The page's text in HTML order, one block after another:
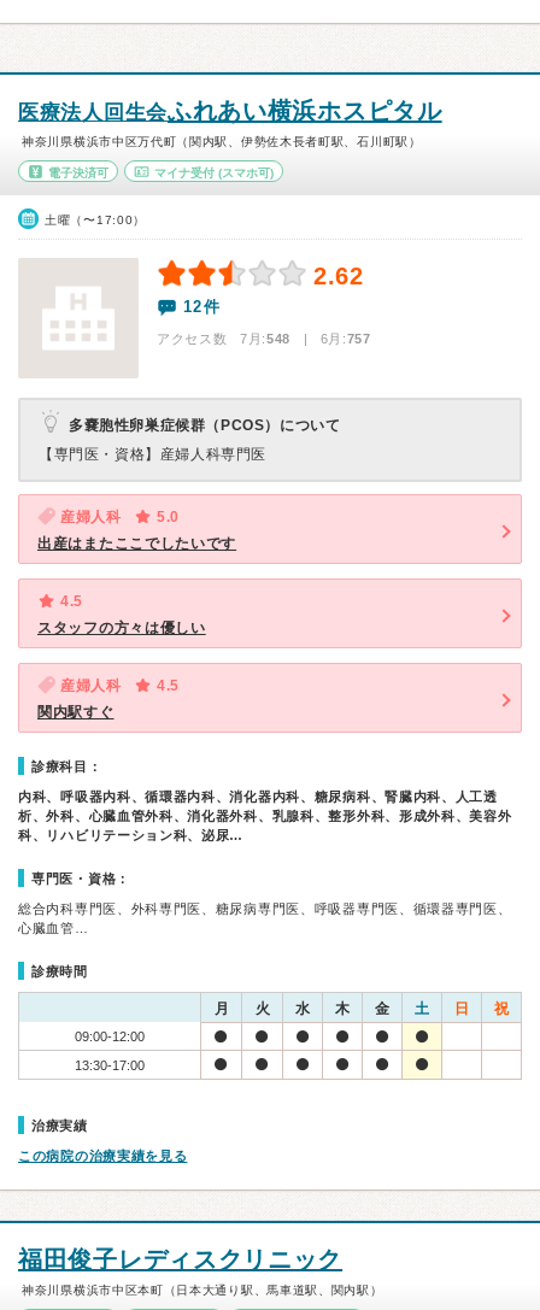
医療法人回生会ふれあい横浜ホスピタル
神奈川県横浜市中区万代町（関内駅、伊勢佐木長者町駅、石川町駅）
電子決済可 マイナ受付(スマホ可)
土曜（〜17:00）
2.62
12件
アクセス数 7月:548 | 6月:757
多嚢胞性卵巣症候群（PCOS）について
【専門医・資格】 産婦人科専門医
産婦人科
5.0
出産はまたここでしたいです
4.5
スタッフの方々は優しい
産婦人科
4.5
関内駅すぐ
診療科目：
内科、呼吸器内科、循環器内科、消化器内科、糖尿病科、腎臓内科、人工透
析、外科、心臓血管外科、消化器外科、乳腺科、整形外科、形成外科、美容外
科、リハビリテーション科、泌尿…
専門医・資格：
総合内科専門医、外科専門医、糖尿病専門医、呼吸器専門医、循環器専門医、
心臓血管…
診療時間
月 火 水 木 金 土 日 祝
09:00-12:00
13:30-17:00
治療実績
この病院の治療実績を見る
福田俊子レディスクリニック
神奈川県横浜市中区本町（日本大通り駅、馬車道駅、関内駅）